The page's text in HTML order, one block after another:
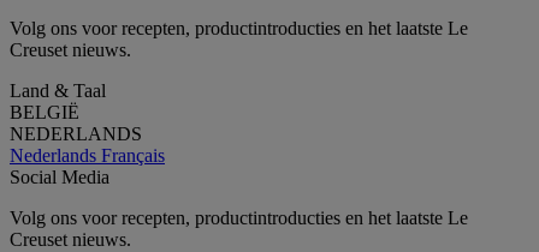
Volg ons voor recepten, productintroducties en het laatste Le
Creuset nieuws.
Land & Taal
BELGIË
NEDERLANDS
Nederlands Français
Social Media
Volg ons voor recepten, productintroducties en het laatste Le
Creuset nieuws.